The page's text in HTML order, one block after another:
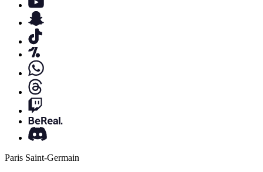
Paris Saint-Germain